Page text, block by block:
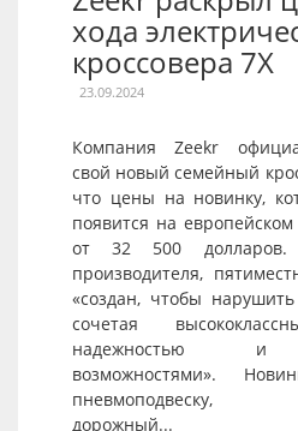
хода
кроссовера 7X
23.09.2024
Компания Zeekr
свой новый семейный
что цены на новинку,
появится на
от 32 500 долларов.
производителя,
«создан, чтобы нарушить
сочетая
надежностью и
возможностями».
пневмоподвеску,
дорожный...